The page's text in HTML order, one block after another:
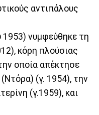
αντιπάλους
1953) νυμφεύθηκε τη
κόρη πλούσιας
οποία απέκτησε
(γ. 1954), την
(γ.1959), και